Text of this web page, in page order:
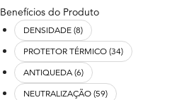
Benefícios do Produto
DENSIDADE (8)
PROTETOR TÉRMICO (34)
ANTIQUEDA (6)
NEUTRALIZAÇÃO (59)